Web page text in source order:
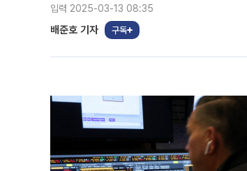
입력 2025-03-13 08:35
배준호 기자 구독